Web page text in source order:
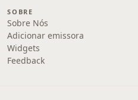
SOBRE
Sobre Nós
Adicionar emissora
Widgets
Feedback